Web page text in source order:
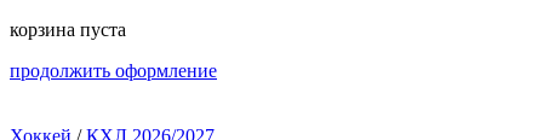
корзина пуста
продолжить оформление
Хоккей /КХЛ 2026/2027